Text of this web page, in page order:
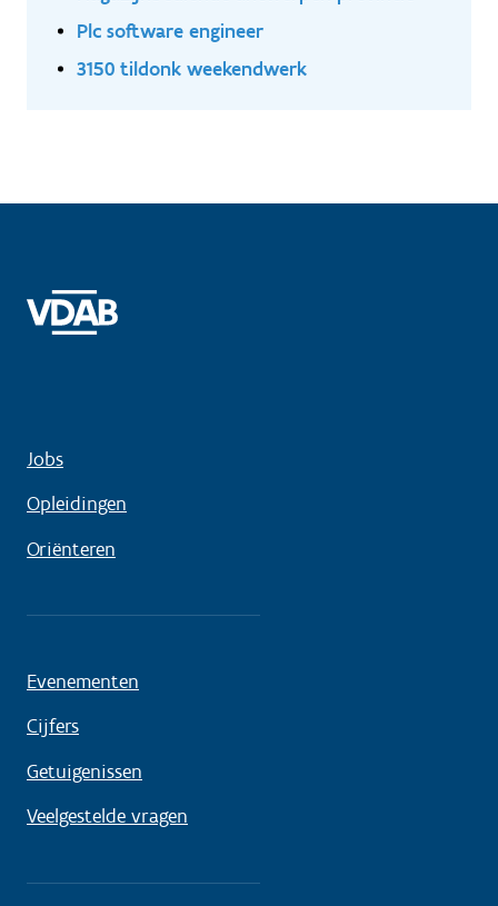
Plc software engineer
3150 tildonk weekendwerk
Jobs
Opleidingen
Oriënteren
Evenementen
Cijfers
Getuigenissen
Veelgestelde vragen